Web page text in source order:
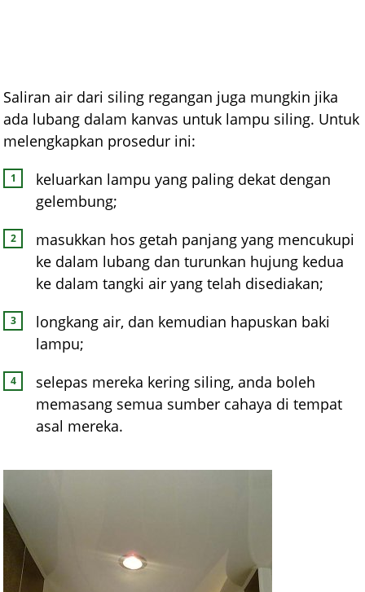
Saliran air dari siling regangan juga mungkin jika
ada lubang dalam kanvas untuk lampu siling. Untuk
melengkapkan prosedur ini:
keluarkan lampu yang paling dekat dengan
gelembung;
masukkan hos getah panjang yang mencukupi
ke dalam lubang dan turunkan hujung kedua
ke dalam tangki air yang telah disediakan;
longkang air, dan kemudian hapuskan baki
lampu;
selepas mereka kering siling, anda boleh
memasang semua sumber cahaya di tempat
asal mereka.